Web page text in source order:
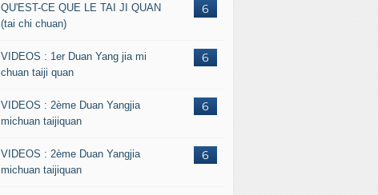
6
QU'EST-CE QUE LE TAI JI QUAN
(tai chi chuan)
6
VIDEOS : 1er Duan Yang jia mi
chuan taiji quan
6
VIDEOS : 2ème Duan Yangjia
michuan taijiquan
6
VIDEOS : 2ème Duan Yangjia
michuan taijiquan